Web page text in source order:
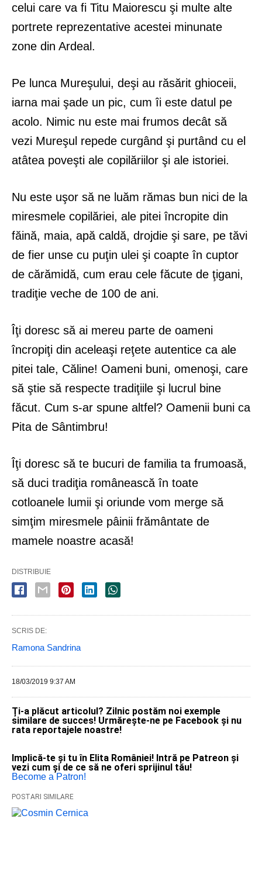
celui care va fi Titu Maiorescu şi multe alte
portrete reprezentative acestei minunate
zone din Ardeal.
Pe lunca Mureşului, deşi au răsărit ghioceii,
iarna mai şade un pic, cum îi este datul pe
acolo. Nimic nu este mai frumos decât să
vezi Mureşul repede curgând şi purtând cu el
atâtea poveşti ale copilăriilor şi ale istoriei.
Nu este uşor să ne luăm rămas bun nici de la
miresmele copilăriei, ale pitei încropite din
făină, maia, apă caldă, drojdie şi sare, pe tăvi
de fier unse cu puţin ulei şi coapte în cuptor
de cărămidă, cum erau cele făcute de ţigani,
tradiţie veche de 100 de ani.
Îţi doresc să ai mereu parte de oameni
încropiţi din aceleaşi reţete autentice ca ale
pitei tale, Căline! Oameni buni, omenoşi, care
să ştie să respecte tradiţiile şi lucrul bine
făcut. Cum s-ar spune altfel? Oamenii buni ca
Pita de Sântimbru!
Îţi doresc să te bucuri de familia ta frumoasă,
să duci tradiţia românească în toate
cotloanele lumii şi oriunde vom merge să
simţim miresmele pâinii frământate de
mamele noastre acasă!
DISTRIBUIE
SCRIS DE:
Ramona Sandrina
18/03/2019 9:37 AM
Ți-a plăcut articolul? Zilnic postăm noi exemple
similare de succes! Urmărește-ne pe Facebook și nu
rata reportajele noastre!
Implică-te și tu în Elita României! Intră pe Patreon și
vezi cum și de ce să ne oferi sprijinul tău!
Become a Patron!
POSTARI SIMILARE